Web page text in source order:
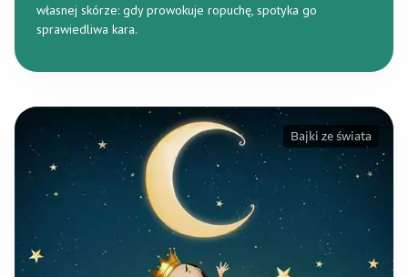
własnej skórze: gdy prowokuje ropuchę, spotyka go
sprawiedliwa kara.
Bajki ze świata